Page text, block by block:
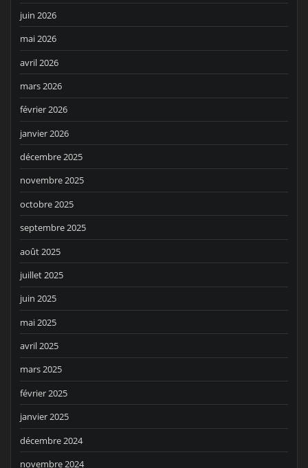
juin 2026
mai 2026
avril 2026
mars 2026
février 2026
janvier 2026
décembre 2025
novembre 2025
octobre 2025
septembre 2025
août 2025
juillet 2025
juin 2025
mai 2025
avril 2025
mars 2025
février 2025
janvier 2025
décembre 2024
novembre 2024